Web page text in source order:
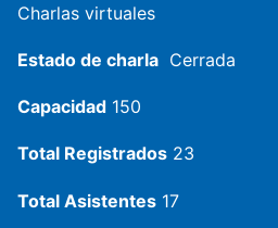
Charlas virtuales
Estado de charla Cerrada
Capacidad 150
Total Registrados 23
Total Asistentes 17